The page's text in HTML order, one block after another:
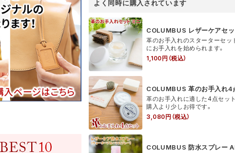
COLUMBUS レザーケアセ
革のお手入れのスターターセッ
にお手入れを始められます。
1,100円（税込）
COLUMBUS 革のお手入れ4
革のお手入れに適した4点セッ
購入より少しお得です。
3,080円（税込）
COLUMBUS 防水スプレー